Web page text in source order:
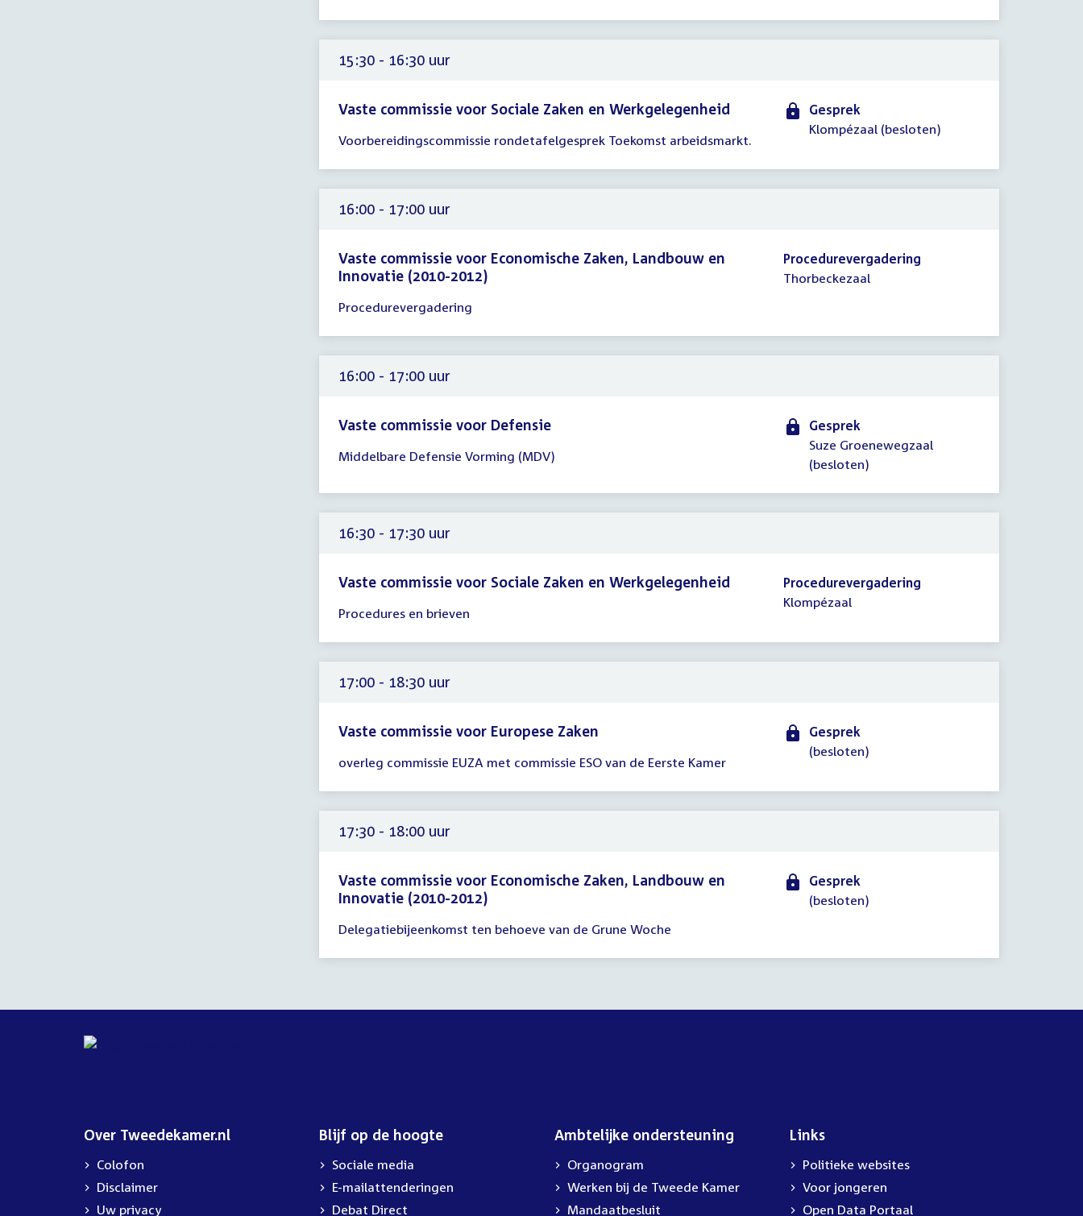
uur
15:30 - 16:30 uur
Vaste commissie voor Sociale Zaken en Werkgelegenheid
vergadering
15:30
-
16:30
Voorbereidingscommissie rondetafelgesprek Toekomst arbeidsmarkt.
Gesprek
Klompézaal (besloten)
16:00 - 17:00 uur
Vaste commissie voor Economische Zaken, Landbouw en
Innovatie (2010-2012)
vergadering
16:00
-
17:00
Procedurevergadering
Procedurevergadering
Thorbeckezaal
16:00 - 17:00 uur
Vaste commissie voor Defensie
vergadering
uur
Middelbare Defensie Vorming (MDV)
Gesprek
Suze Groenewegzaal
(besloten)
16:30 - 17:30 uur
Vaste commissie voor Sociale Zaken en Werkgelegenheid
vergadering
16:30
-
17:30
Procedures en brieven
Procedurevergadering
Klompézaal
17:00 - 18:30 uur
Vaste commissie voor Europese Zaken
vergadering
17:00
-
18:30
overleg commissie EUZA met commissie ESO van de Eerste Kamer
Gesprek
(besloten)
17:30 - 18:00 uur
Vaste commissie voor Economische Zaken, Landbouw en
Innovatie (2010-2012)
vergadering
17:30
uur
Delegatiebijeenkomst ten behoeve van de Grune Woche
Gesprek
(besloten)
Over Tweedekamer.nl
Colofon
Disclaimer
Uw privacy
Blijf op de hoogte
Sociale media
E-mailattenderingen
Debat Direct
Ambtelijke ondersteuning
Organogram
Werken bij de Tweede Kamer
Mandaatbesluit
Links
Politieke websites
Voor jongeren
Open Data Portaal